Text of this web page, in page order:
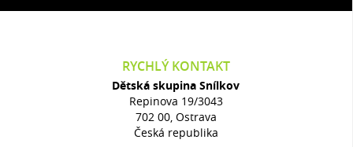
RYCHLÝ KONTAKT
Dětská skupina Snílkov
Repinova 19/3043
702 00, Ostrava
Česká republika